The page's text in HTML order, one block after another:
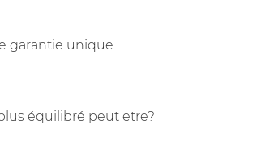
garantie unique
équilibré peut etre?